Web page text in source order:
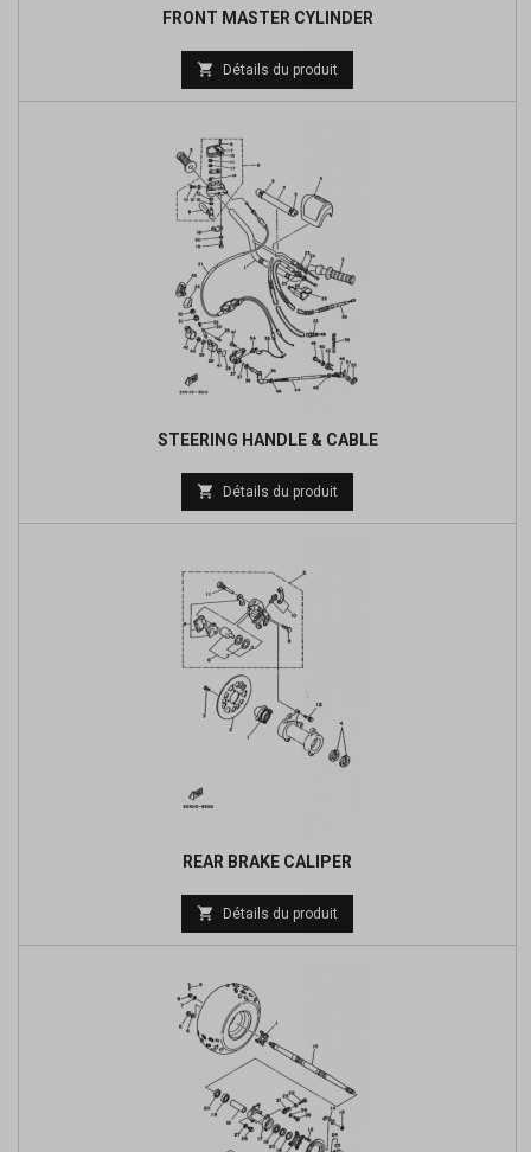
FRONT MASTER CYLINDER
Prix
de
 Détails du produit
STEERING HANDLE & CABLE
 Détails du produit
REAR BRAKE CALIPER
 Détails du produit